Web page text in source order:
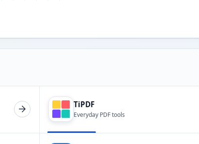
TiPDF
Everyday PDF tools